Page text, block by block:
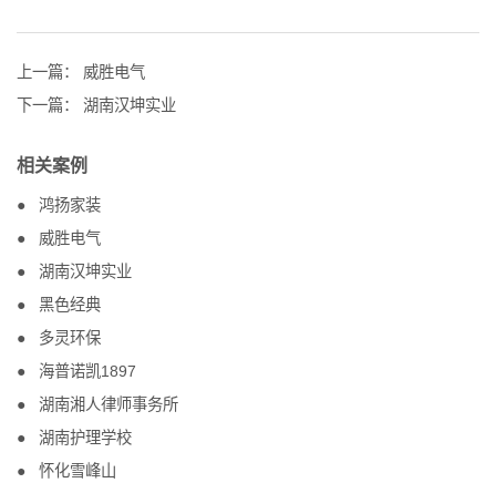
上一篇：
威胜电气
下一篇：
湖南汉坤实业
相关案例
鸿扬家装
威胜电气
湖南汉坤实业
黑色经典
多灵环保
海普诺凯1897
湖南湘人律师事务所
湖南护理学校
怀化雪峰山